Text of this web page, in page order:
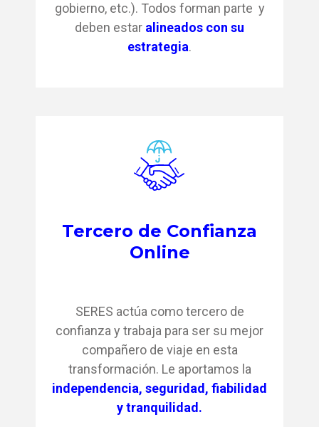
gobierno, etc.). Todos forman parte y
deben estar alineados con su
estrategia.
Tercero de Confianza
Online
SERES actúa como tercero de
confianza y trabaja para ser su mejor
compañero de viaje en esta
transformación. Le aportamos la
independencia, seguridad, fiabilidad
y tranquilidad.